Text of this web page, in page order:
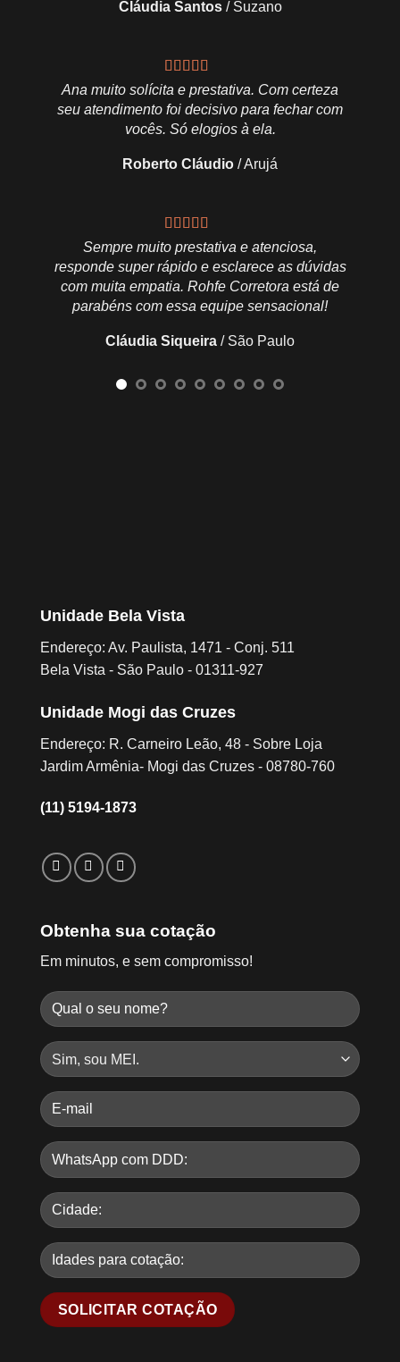
Cláudia Santos / Suzano
Ana muito solícita e prestativa. Com certeza
seu atendimento foi decisivo para fechar com
vocês. Só elogios à ela.
Roberto Cláudio /Arujá
Sempre muito prestativa e atenciosa,
responde super rápido e esclarece as dúvidas
com muita empatia. Rohfe Corretora está de
parabéns com essa equipe sensacional!
Cláudia Siqueira / São Paulo
Unidade Bela Vista
Endereço: Av. Paulista, 1471 - Conj. 511
Bela Vista - São Paulo - 01311-927
Unidade Mogi das Cruzes
Endereço: R. Carneiro Leão, 48 - Sobre Loja
Jardim Armênia- Mogi das Cruzes - 08780-760
(11) 5194-1873
Obtenha sua cotação
Em minutos, e sem compromisso!